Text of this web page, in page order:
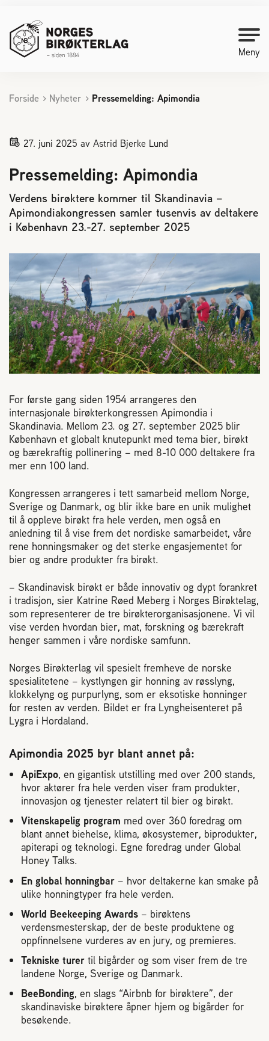
Meny
Kontakt oss
Bli medlem
Starte med birøkt
Medlemssider
Biene svermer
Reaksjon på bistikk
Om Norges Birøkterlag
Finn fylkes- og lokallag
Nyheter
Kurs
Aktivitetskalender
Lover og regler
Plassering av bigård
Sjekkliste for kjøp og salg av bier
Sykdom hos bier
Prosjekter
Norges Birøkterlags standpunkt
Min side (Rubic)
Dampsagveien 14
2004 Lillestrøm
TEL 63 94 20 80
post@norbi.no
Forside Nyheter Pressemelding: Apimondia
27. juni 2025 av Astrid Bjerke Lund
Pressemelding: Apimondia
Verdens birøktere kommer til Skandinavia –
Apimondiakongressen samler tusenvis av deltakere
i København 23.-27. september 2025
For første gang siden 1954 arrangeres den
internasjonale birøkterkongressen Apimondia i
Skandinavia. Mellom 23. og 27. september 2025 blir
København et globalt knutepunkt med tema bier, birøkt
og bærekraftig pollinering – med 8-10 000 deltakere fra
mer enn 100 land.
Kongressen arrangeres i tett samarbeid mellom Norge,
Sverige og Danmark, og blir ikke bare en unik mulighet
til å oppleve birøkt fra hele verden, men også en
anledning til å vise frem det nordiske samarbeidet, våre
rene honningsmaker og det sterke engasjementet for
bier og andre produkter fra birøkt.
– Skandinavisk birøkt er både innovativ og dypt forankret
i tradisjon, sier Katrine Røed Meberg i Norges Birøktelag,
som representerer de tre birøkterorganisasjonene. Vi vil
vise verden hvordan bier, mat, forskning og bærekraft
henger sammen i våre nordiske samfunn.
Norges Birøkterlag vil spesielt fremheve de norske
spesialitetene – kystlyngen gir honning av røsslyng,
klokkelyng og purpurlyng, som er eksotiske honninger
for resten av verden. Bildet er fra Lyngheisenteret på
Lygra i Hordaland.
Apimondia 2025 byr blant annet på:
ApiExpo, en gigantisk utstilling med over 200 stands,
hvor aktører fra hele verden viser fram produkter,
innovasjon og tjenester relatert til bier og birøkt.
Vitenskapelig program med over 360 foredrag om
blant annet biehelse, klima, økosystemer, biprodukter,
apiterapi og teknologi. Egne foredrag under Global
Honey Talks.
En global honningbar – hvor deltakerne kan smake på
ulike honningtyper fra hele verden.
World Beekeeping Awards – birøktens
verdensmesterskap, der de beste produktene og
oppfinnelsene vurderes av en jury, og premieres.
Tekniske turer til bigårder og som viser frem de tre
landene Norge, Sverige og Danmark.
BeeBonding, en slags “Airbnb for birøktere”, der
skandinaviske birøktere åpner hjem og bigårder for
besøkende.